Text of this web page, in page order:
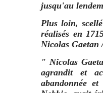
jusqu'au
Plus loin,
réalisés en
Nicolas Gaetan
" Nicolas
agrandit et
abandonnée